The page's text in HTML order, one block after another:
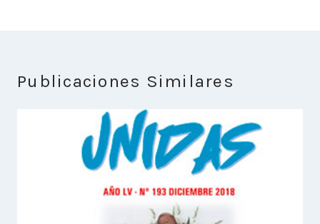
Publicaciones Similares